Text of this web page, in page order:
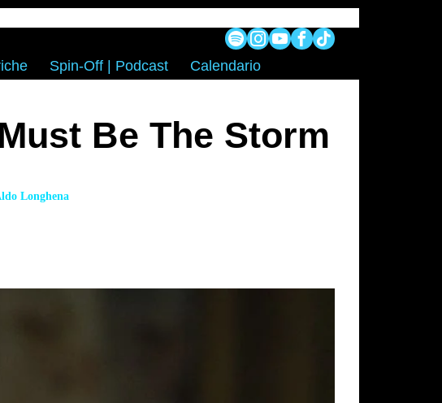
Spin-Off | Podcast Calendario
Be The Storm
Longhena